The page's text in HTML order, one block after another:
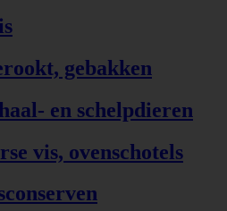
gebakken
en schelpdieren
vis, ovenschotels